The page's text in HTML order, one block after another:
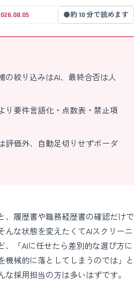
約 10 分で読めます
の絞り込みはAI、最終合否は人
り要件言語化・点数表・禁止項
評価外、自動足切りせずボーダ
、履歴書や職務経歴書の確認だけで
んな状態を変えたくてAIスクリーニ
、「AIに任せたら差別的な選び方に
機械的に落としてしまうのでは」と
採用担当の方は多いはずです。